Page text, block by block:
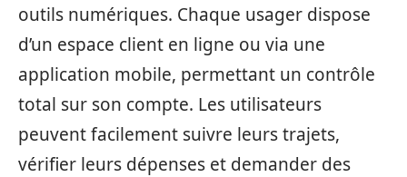
outils numériques. Chaque usager dispose
d’un espace client en ligne ou via une
application mobile, permettant un contrôle
total sur son compte. Les utilisateurs
peuvent facilement suivre leurs trajets,
vérifier leurs dépenses et demander des